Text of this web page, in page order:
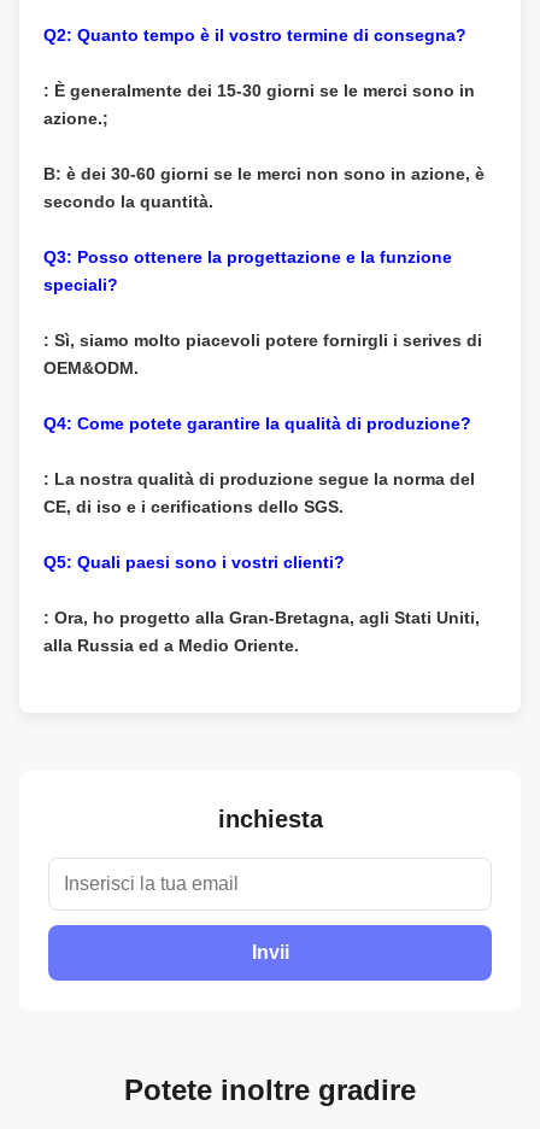
Q2: Quanto tempo è il vostro termine di consegna?
: È generalmente dei 15-30 giorni se le merci sono in
azione.;
B: è dei 30-60 giorni se le merci non sono in azione, è
secondo la quantità.
Q3: Posso ottenere la progettazione e la funzione
speciali?
: Sì, siamo molto piacevoli potere fornirgli i serives di
OEM&ODM.
Q4: Come potete garantire la qualità di produzione?
: La nostra qualità di produzione segue la norma del
CE, di iso e i cerifications dello SGS.
Q5: Quali paesi sono i vostri clienti?
: Ora, ho progetto alla Gran-Bretagna, agli Stati Uniti,
alla Russia ed a Medio Oriente.
inchiesta
Invii
Potete inoltre gradire